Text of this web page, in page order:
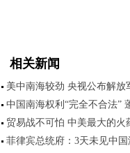
相关新闻
美中南海较劲 央视公布解放
中国南海权利“完全不合法”
贸易战不可怕 中美最大的火
菲律宾总统府：3天未见中